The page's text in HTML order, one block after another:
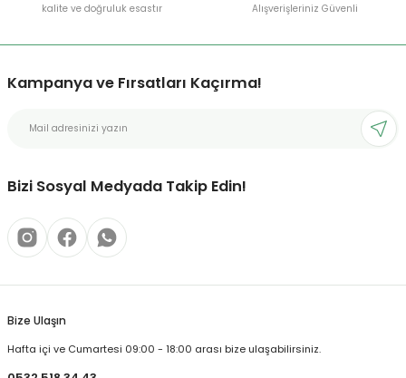
kalite ve doğruluk esastır
Alışverişleriniz Güvenli
Kampanya ve Fırsatları Kaçırma!
Bizi Sosyal Medyada Takip Edin!
Bize Ulaşın
Hafta içi ve Cumartesi 09:00 - 18:00 arası bize ulaşabilirsiniz.